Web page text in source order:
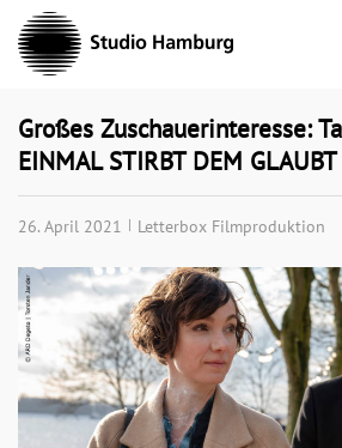
Skip
content
Großes Zuschauerinteresse:
EINMAL STIRBT DEM
26. April 2021 Letterbox Filmproduktion